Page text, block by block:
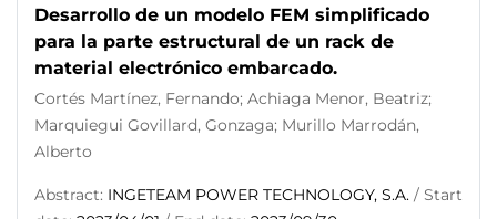
Desarrollo de un modelo FEM simplificado
para la parte estructural de un rack de
material electrónico embarcado.
Cortés Martínez, Fernando; Achiaga Menor, Beatriz;
Marquiegui Govillard, Gonzaga; Murillo Marrodán,
Alberto
Abstract: INGETEAM POWER TECHNOLOGY, S.A. / Start